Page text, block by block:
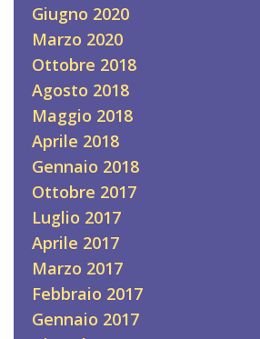
Giugno 2020
Marzo 2020
Ottobre 2018
Agosto 2018
Maggio 2018
Aprile 2018
Gennaio 2018
Ottobre 2017
Luglio 2017
Aprile 2017
Marzo 2017
Febbraio 2017
Gennaio 2017